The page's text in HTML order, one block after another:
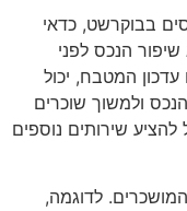
בבוקרשט, כדאי
הנכס לפני
המטבח, יכול
ולמשוך שוכרים
להציע שירותים נוספים
לדוגמה,